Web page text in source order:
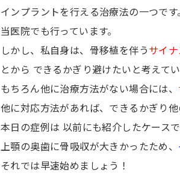
インプラントを行える治療法の一つです。
当医院でも行っています。
しかし、私自身は、骨移植を伴うサイ
とから できるかぎり避けたいと考えてい
もちろん他に治療方法がない場合には、
他に対応方法があれば、できるかぎり
本日の症例は 以前にも紹介したケースで
上顎の奥歯に骨吸収が大きかったため、
それでは早速始めましょう！